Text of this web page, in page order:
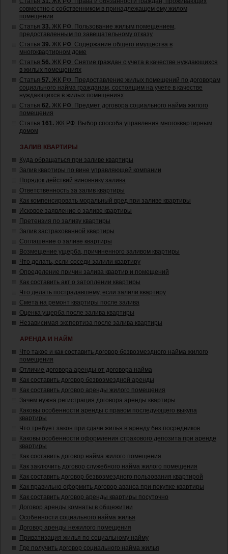
совместно с собственником в принадлежащем ему жилом
помещении
Статья 33. ЖК РФ. Пользование жилым помещением,
предоставленным по завещательному отказу
Статья 39. ЖК РФ. Содержание общего имущества в
многоквартирном доме
Статья 56. ЖК РФ. Снятие граждан с учета в качестве нуждающихся
в жилых помещениях
Статья 57. ЖК РФ. Предоставление жилых помещений по договорам
социального найма гражданам, состоящим на учете в качестве
нуждающихся в жилых помещениях
Статья 62. ЖК РФ. Предмет договора социального найма жилого
помещения
Статья 161. ЖК РФ. Выбор способа управления многоквартирным
домом
ЗАЛИВ КВАРТИРЫ
Куда обращаться при заливе квартиры
Залив квартиры по вине управляющей компании
Порядок действий виновнику залива
Ответственность за залив квартиры
Как компенсировать моральный вред при заливе квартиры
Исковое заявление о заливе квартиры
Претензия по заливу квартиры
Залив застрахованной квартиры
Соглашение о заливе квартиры
Возмещение ущерба, причиненного заливом квартиры
Что делать, если соседи залили квартиру
Определение причин залива квартир и помещений
Как составить акт о затоплении квартиры
Что делать пострадавшему, если залили квартиру
Смета на ремонт квартиры после залива
Оценка ущерба после залива квартиры
Независимая экспертиза после залива квартиры
АРЕНДА И НАЙМ
Что такое и как составить договор безвозмездного найма жилого
помещения
Отличие договора аренды от договора найма
Как составить договор безвозмездной аренды
Как составить договор аренды жилого помещения
Зачем нужна регистрация договора аренды квартиры
Каковы особенности аренды с правом последующего выкупа
квартиры
Что требует закон при сдаче жилья в аренду без посредников
Каковы особенности оформления страхового депозита при аренде
квартиры
Как составить договор найма жилого помещения
Как заключить договор служебного найма жилого помещения
Как составить договор безвозмездного пользования квартирой
Как правильно оформить договор аванса при покупке квартиры
Как составить договор аренды квартиры посуточно
Договор аренды комнаты в общежитии
Особенности социального найма жилья
Договор аренды нежилого помещения
Приватизация жилья по социальному найму
Где получить договор социального найма жилья